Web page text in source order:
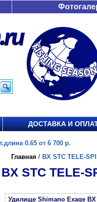
ДОСТАВКА И
0.65 от 6 700 р.
Главная / BX STC TELE-
BX STC TELE-
Удилище Shimano Exage BX